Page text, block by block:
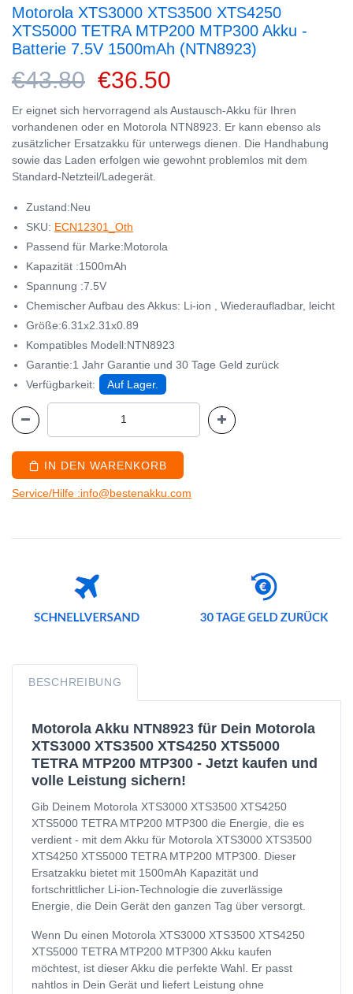
Motorola XTS3000 XTS3500 XTS4250
XTS5000 TETRA MTP200 MTP300 Akku -
Batterie 7.5V 1500mAh (NTN8923)
€43.80 €36.50
Er eignet sich hervorragend als Austausch-Akku für Ihren
vorhandenen oder en Motorola NTN8923. Er kann ebenso als
zusätzlicher Ersatzakku für unterwegs dienen. Die Handhabung
sowie das Laden erfolgen wie gewohnt problemlos mit dem
Standard-Netzteil/Ladegerät.
Zustand:Neu
SKU: ECN12301_Oth
Passend für Marke:Motorola
Kapazität :1500mAh
Spannung :7.5V
Chemischer Aufbau des Akkus: Li-ion , Wiederaufladbar, leicht
Größe:6.31x2.31x0.89
Kompatibles Modell:NTN8923
Garantie:1 Jahr Garantie und 30 Tage Geld zurück
Verfügbarkeit:
Auf Lager.
IN DEN WARENKORB
Service/Hilfe :info@bestenakku.com
BESCHREIBUNG
Motorola Akku NTN8923 für Dein Motorola
XTS3000 XTS3500 XTS4250 XTS5000
TETRA MTP200 MTP300 - Jetzt kaufen und
volle Leistung sichern!
Gib Deinem Motorola XTS3000 XTS3500 XTS4250
XTS5000 TETRA MTP200 MTP300 die Energie, die es
verdient - mit dem Akku für Motorola XTS3000 XTS3500
XTS4250 XTS5000 TETRA MTP200 MTP300. Dieser
Ersatzakku bietet mit 1500mAh Kapazität und
fortschrittlicher Li-ion-Technologie die zuverlässige
Energie, die Dein Gerät den ganzen Tag über versorgt.
Wenn Du einen Motorola XTS3000 XTS3500 XTS4250
XTS5000 TETRA MTP200 MTP300 Akku kaufen
möchtest, ist dieser Akku die perfekte Wahl. Er passt
nahtlos in Dein Gerät und liefert Leistung ohne